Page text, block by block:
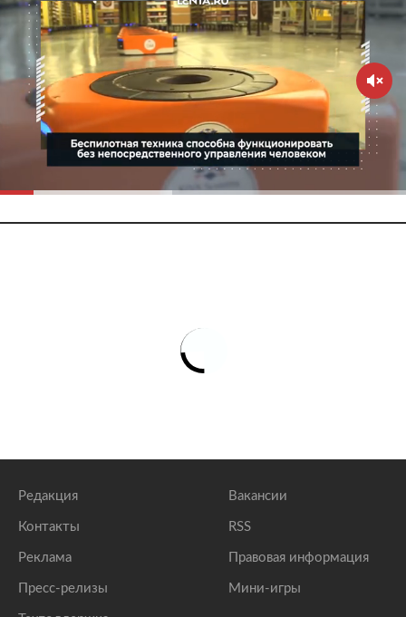
Редакция
Контакты
Реклама
Пресс-релизы
Вакансии
RSS
Правовая информация
Мини-игры